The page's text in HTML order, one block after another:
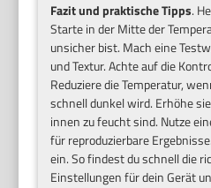
Fazit und praktische Tipps.
Starte in der Mitte der
unsicher bist. Mach eine
und Textur. Achte auf die
Reduziere die Temperatur,
schnell dunkel wird. Erhöhe
innen zu feucht sind. Nutze
für reproduzierbare
ein. So findest du schnell die
Einstellungen für dein Gerät